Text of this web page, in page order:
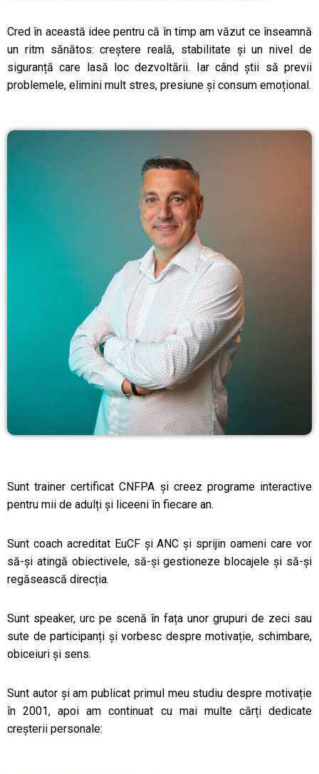
Cred în această idee pentru că în timp am văzut ce înseamnă
un ritm sănătos: creștere reală, stabilitate și un nivel de
siguranță care lasă loc dezvoltării. Iar când știi să previi
problemele, elimini mult stres, presiune și consum emoțional.
Sunt trainer certificat CNFPA și creez programe interactive
pentru mii de adulți și liceeni în fiecare an.
Sunt coach acreditat EuCF și ANC și sprijin oameni care vor
să-și atingă obiectivele, să-și gestioneze blocajele și să-și
regăsească direcția.
Sunt speaker, urc pe scenă în fața unor grupuri de zeci sau
sute de participanți și vorbesc despre motivație, schimbare,
obiceiuri și sens.
Sunt autor și am publicat primul meu studiu despre motivație
în 2001, apoi am continuat cu mai multe cărți dedicate
creșterii personale: